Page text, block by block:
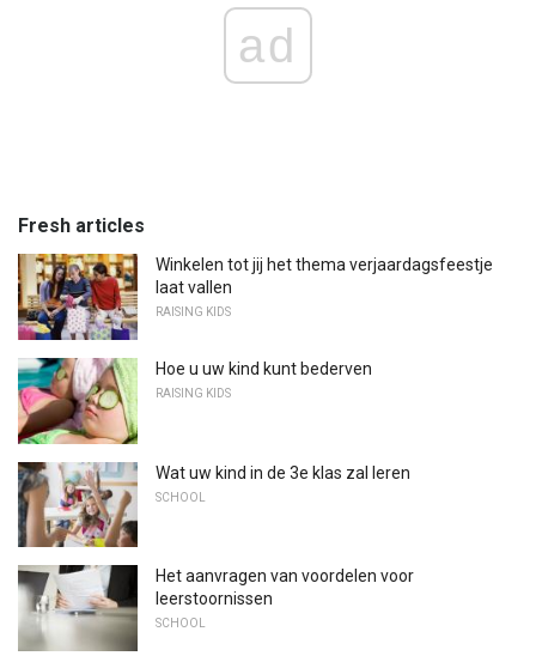
ad
Fresh articles
Winkelen tot jij het thema verjaardagsfeestje
laat vallen
RAISING KIDS
Hoe u uw kind kunt bederven
RAISING KIDS
Wat uw kind in de 3e klas zal leren
SCHOOL
Het aanvragen van voordelen voor
leerstoornissen
SCHOOL